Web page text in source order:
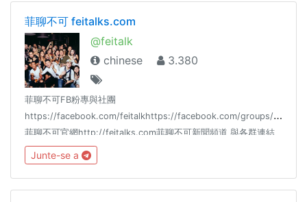
菲聊不可 feitalks.com
@feitalk
chinese
3.380
菲聊不可FB粉專與社團
https://facebook.com/feitalkhttps://facebook.com/groups/feitalk/
菲聊不可官網http://feitalks.com菲聊不可新聞頻道 與各群連結
https://t.me/feitalkchannel也可以分享本群連結給朋友們加入的
https://t.me/feitalk禁 政治 色情 侮辱 鬥爭 槍 毒品 等違法討論
所有群組連結https://reurl.cc/yZrLVO
Junte-se a